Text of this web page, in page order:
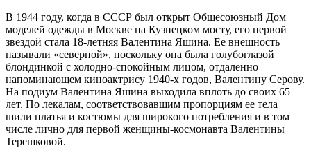
В 1944 году, когда в СССР был открыт Общесоюзный Дом
моделей одежды в Москве на Кузнецком мосту, его первой
звездой стала 18-летняя Валентина Яшина. Ее внешность
называли «северной», поскольку она была голубоглазой
блондинкой с холодно-спокойным лицом, отдаленно
напоминающем киноактрису 1940-х годов, Валентину Серову.
На подиум Валентина Яшина выходила вплоть до своих 65
лет. По лекалам, соответствовавшим пропорциям ее тела
шили платья и костюмы для широкого потребления и в том
числе лично для первой женщины-космонавта Валентины
Терешковой.